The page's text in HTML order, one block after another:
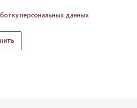
персональных данных